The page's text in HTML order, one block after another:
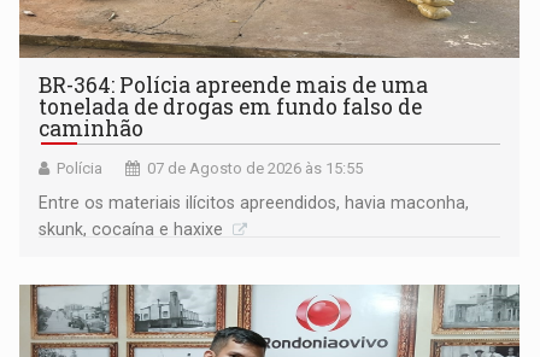
BR-364: Polícia apreende mais de uma
tonelada de drogas em fundo falso de
caminhão
Polícia 07 de Agosto de 2026 às 15:55
Entre os materiais ilícitos apreendidos, havia maconha,
skunk, cocaína e haxixe